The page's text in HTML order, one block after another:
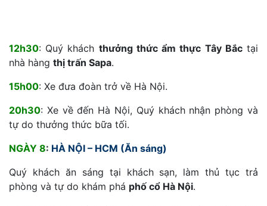
12h30: Quý khách thưởng thức ẩm thực Tây Bắctại
nhà hàng thị trấn Sapa.
15h00: Xe đưa đoàn trở về Hà Nội.
20h30: Xe về đến Hà Nội, Quý khách nhận phòng và
tự do thưởng thức bữa tối.
NGÀY 8: HÀ NỘI – HCM (Ăn sáng)
Quý khách ăn sáng tại khách sạn, làm thủ tục trả
phòng và tự do khám phá phố cổ Hà Nội.